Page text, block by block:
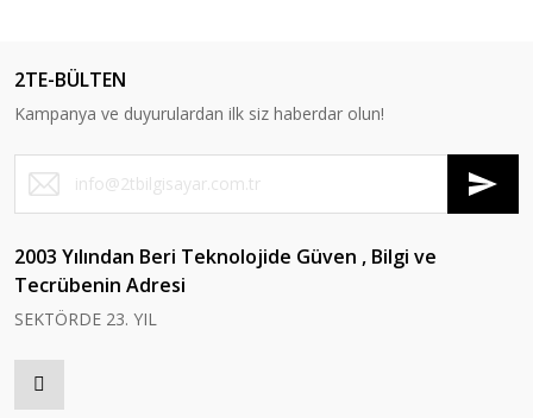
2TE-BÜLTEN
Kampanya ve duyurulardan ilk siz haberdar olun!
2003 Yılından Beri Teknolojide Güven , Bilgi ve
Tecrübenin Adresi
SEKTÖRDE 23. YIL